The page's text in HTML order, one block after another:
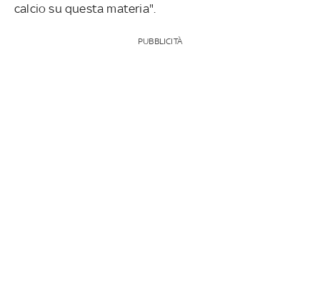
calcio su questa materia".
PUBBLICITÀ